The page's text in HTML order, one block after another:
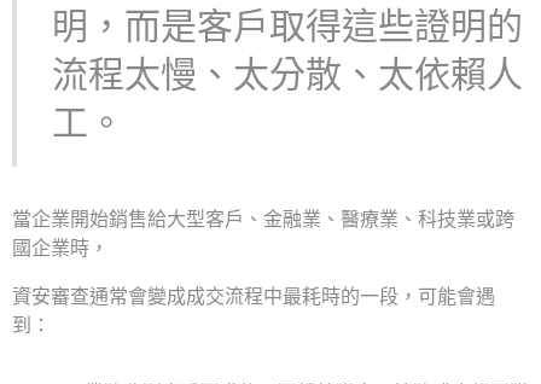
明，而是客戶取得這些證明的
流程太慢、太分散、太依賴人
工。
當企業開始銷售給大型客戶、金融業、醫療業、科技業或跨
國企業時，
資安審查通常會變成成交流程中最耗時的一段，可能會遇
到：